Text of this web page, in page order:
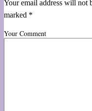
Your email address will not
marked *
Your Comment